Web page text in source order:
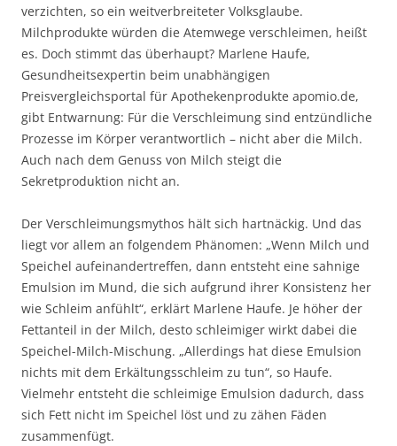
verzichten, so ein weitverbreiteter Volksglaube.
Milchprodukte würden die Atemwege verschleimen, heißt
es. Doch stimmt das überhaupt? Marlene Haufe,
Gesundheitsexpertin beim unabhängigen
Preisvergleichsportal für Apothekenprodukte apomio.de,
gibt Entwarnung: Für die Verschleimung sind entzündliche
Prozesse im Körper verantwortlich – nicht aber die Milch.
Auch nach dem Genuss von Milch steigt die
Sekretproduktion nicht an.
Der Verschleimungsmythos hält sich hartnäckig. Und das
liegt vor allem an folgendem Phänomen: „Wenn Milch und
Speichel aufeinandertreffen, dann entsteht eine sahnige
Emulsion im Mund, die sich aufgrund ihrer Konsistenz her
wie Schleim anfühlt“, erklärt Marlene Haufe. Je höher der
Fettanteil in der Milch, desto schleimiger wirkt dabei die
Speichel-Milch-Mischung. „Allerdings hat diese Emulsion
nichts mit dem Erkältungsschleim zu tun“, so Haufe.
Vielmehr entsteht die schleimige Emulsion dadurch, dass
sich Fett nicht im Speichel löst und zu zähen Fäden
zusammenfügt.